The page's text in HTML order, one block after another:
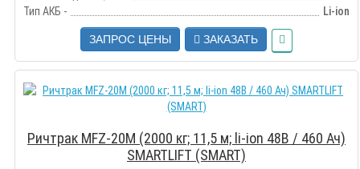
Тип АКБ -
Li-ion
ЗАПРОС ЦЕНЫ ЗАКАЗАТЬ
Ричтрак MFZ-20M (2000 кг; 11,5 м; li-ion 48В / 460 Ач)
SMARTLIFT (SMART)